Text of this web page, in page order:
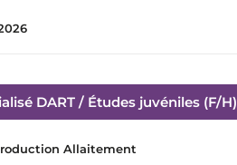
DART / Études juvéniles (F/H)
Allaitement